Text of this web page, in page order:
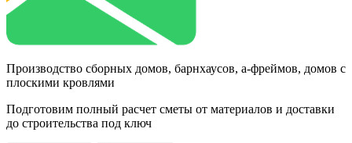
Производство сборных домов, барнхаусов, а-фреймов, домов с
плоскими кровлями
Подготовим полный расчет сметы от материалов и доставки
до строительства под ключ